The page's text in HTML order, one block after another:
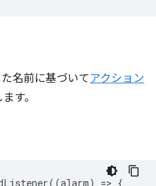
名前に基づいてアクション
す。
((alarm) => {